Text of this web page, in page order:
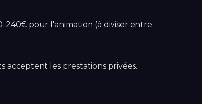
240€ pour l'animation (à diviser entre
acceptent les prestations privées.